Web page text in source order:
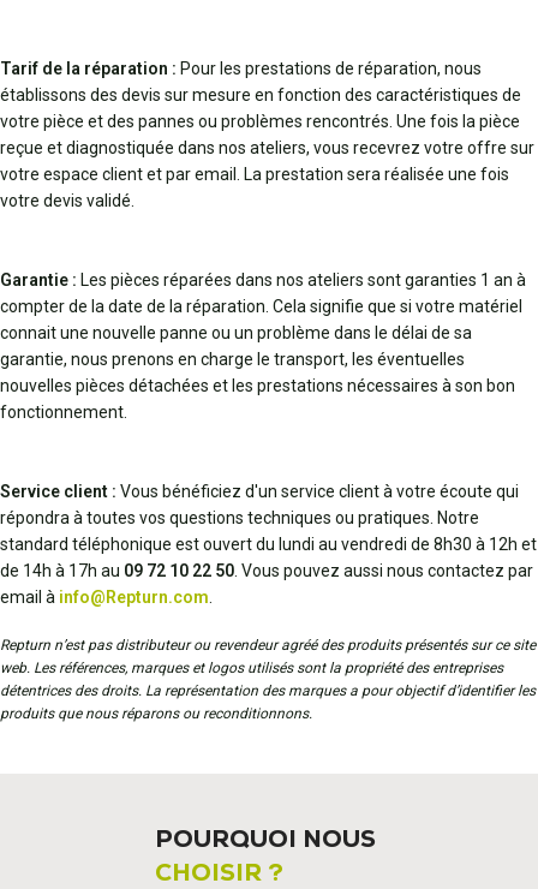
Tarif de la réparation : Pour les prestations de réparation, nous
établissons des devis sur mesure en fonction des caractéristiques de
votre pièce et des pannes ou problèmes rencontrés. Une fois la pièce
reçue et diagnostiquée dans nos ateliers, vous recevrez votre offre sur
votre espace client et par email. La prestation sera réalisée une fois
votre devis validé.
Garantie : Les pièces réparées dans nos ateliers sont garanties 1 an à
compter de la date de la réparation. Cela signifie que si votre matériel
connait une nouvelle panne ou un problème dans le délai de sa
garantie, nous prenons en charge le transport, les éventuelles
nouvelles pièces détachées et les prestations nécessaires à son bon
fonctionnement.
Service client : Vous bénéficiez d'un service client à votre écoute qui
répondra à toutes vos questions techniques ou pratiques. Notre
standard téléphonique est ouvert du lundi au vendredi de 8h30 à 12h et
de 14h à 17h au 09 72 10 22 50 . Vous pouvez aussi nous contactez par
email à info@Repturn.com
Repturn n’est pas distributeur ou revendeur agréé des produits présentés sur ce site
web. Les références, marques et logos utilisés sont la propriété des entreprises
détentrices des droits. La représentation des marques a pour objectif d’identifier les
produits que nous réparons ou reconditionnons.
POURQUOI NOUS
CHOISIR ?